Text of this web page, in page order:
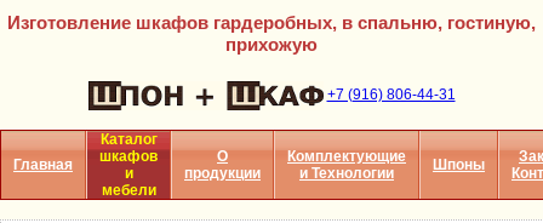
Изготовление шкафов гардеробных, в спальню, гостиную,
прихожую
+7 (916) 806-44-31
Главная
Каталог
шкафов
и
мебели
О
продукции
Комплектующие
и Технологии
Шпоны